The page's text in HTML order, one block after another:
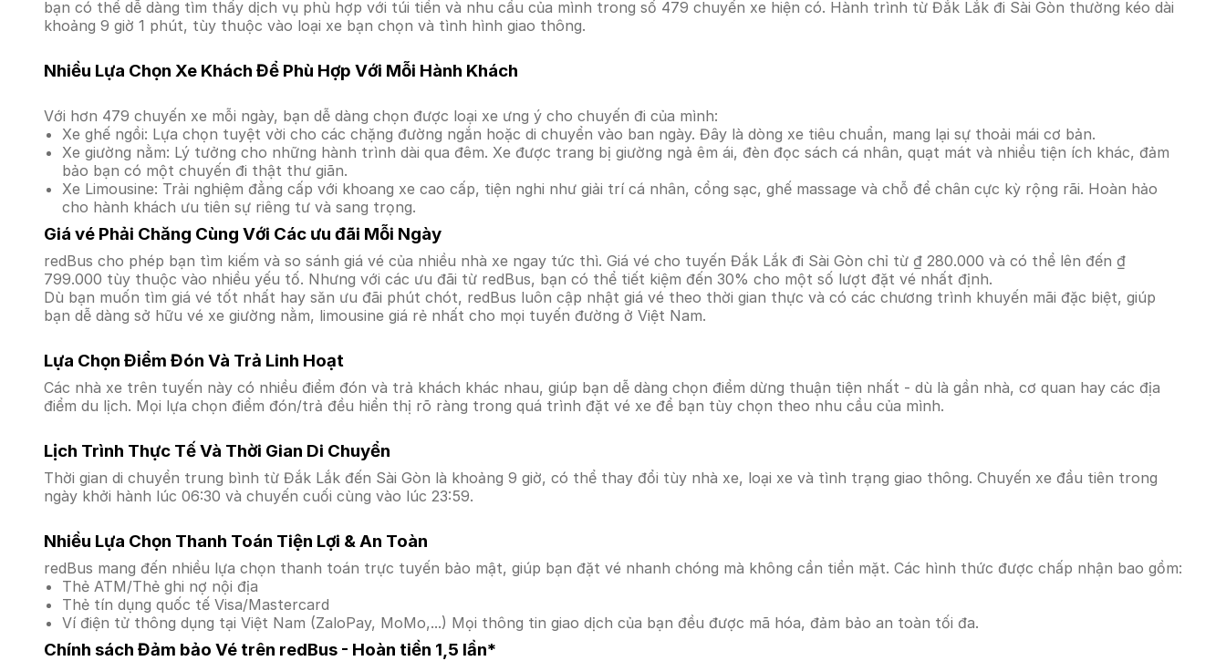
bạn có thể dễ dàng tìm thấy dịch vụ phù hợp với túi tiền và nhu cầu của mình trong số 479 chuyến xe hiện có. Hành trình từ Đắk Lắk đi Sài Gòn thường kéo dài
khoảng 9 giờ 1 phút, tùy thuộc vào loại xe bạn chọn và tình hình giao thông.
Nhiều Lựa Chọn Xe Khách Để Phù Hợp Với Mỗi Hành Khách
Với hơn 479 chuyến xe mỗi ngày, bạn dễ dàng chọn được loại xe ưng ý cho chuyến đi của mình:
Xe ghế ngồi: Lựa chọn tuyệt vời cho các chặng đường ngắn hoặc di chuyển vào ban ngày. Đây là dòng xe tiêu chuẩn, mang lại sự thoải mái cơ bản.
Xe giường nằm: Lý tưởng cho những hành trình dài qua đêm. Xe được trang bị giường ngả êm ái, đèn đọc sách cá nhân, quạt mát và nhiều tiện ích khác, đảm
bảo bạn có một chuyến đi thật thư giãn.
Xe Limousine: Trải nghiệm đẳng cấp với khoang xe cao cấp, tiện nghi như giải trí cá nhân, cổng sạc, ghế massage và chỗ để chân cực kỳ rộng rãi. Hoàn hảo
cho hành khách ưu tiên sự riêng tư và sang trọng.
Giá vé Phải Chăng Cùng Với Các ưu đãi Mỗi Ngày
redBus cho phép bạn tìm kiếm và so sánh giá vé của nhiều nhà xe ngay tức thì. Giá vé cho tuyến Đắk Lắk đi Sài Gòn chỉ từ ₫ 280.000 và có thể lên đến ₫
799.000 tùy thuộc vào nhiều yếu tố. Nhưng với các ưu đãi từ redBus, bạn có thể tiết kiệm đến 30% cho một số lượt đặt vé nhất định.
Dù bạn muốn tìm giá vé tốt nhất hay săn ưu đãi phút chót, redBus luôn cập nhật giá vé theo thời gian thực và có các chương trình khuyến mãi đặc biệt, giúp
bạn dễ dàng sở hữu vé xe giường nằm, limousine giá rẻ nhất cho mọi tuyến đường ở Việt Nam.
Lựa Chọn Điểm Đón Và Trả Linh Hoạt
Các nhà xe trên tuyến này có nhiều điểm đón và trả khách khác nhau, giúp bạn dễ dàng chọn điểm dừng thuận tiện nhất - dù là gần nhà, cơ quan hay các địa
điểm du lịch. Mọi lựa chọn điểm đón/trả đều hiển thị rõ ràng trong quá trình đặt vé xe để bạn tùy chọn theo nhu cầu của mình.
Lịch Trình Thực Tế Và Thời Gian Di Chuyển
Thời gian di chuyển trung bình từ Đắk Lắk đến Sài Gòn là khoảng 9 giờ, có thể thay đổi tùy nhà xe, loại xe và tình trạng giao thông. Chuyến xe đầu tiên trong
ngày khởi hành lúc 06:30 và chuyến cuối cùng vào lúc 23:59.
Nhiều Lựa Chọn Thanh Toán Tiện Lợi & An Toàn
redBus mang đến nhiều lựa chọn thanh toán trực tuyến bảo mật, giúp bạn đặt vé nhanh chóng mà không cần tiền mặt. Các hình thức được chấp nhận bao gồm:
Thẻ ATM/Thẻ ghi nợ nội địa
Thẻ tín dụng quốc tế Visa/Mastercard
Ví điện tử thông dụng tại Việt Nam (ZaloPay, MoMo,...) Mọi thông tin giao dịch của bạn đều được mã hóa, đảm bảo an toàn tối đa.
Chính sách Đảm bảo Vé trên redBus - Hoàn tiền 1,5 lần*